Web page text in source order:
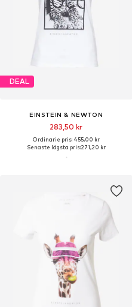
DEAL
EINSTEIN & NEWTON
283,50 kr
Ordinarie pris: 455,00 kr
Senaste lägsta pris:271,20 kr